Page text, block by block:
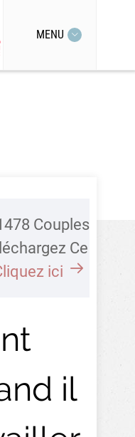
MENU
Couples
Ce
ici
il